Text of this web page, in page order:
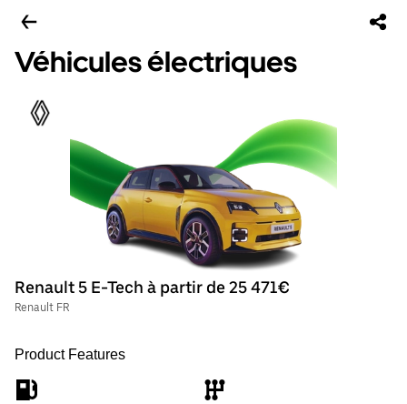
Véhicules électriques
Renault 5 E-Tech à partir de 25 471€
Renault FR
Product Features